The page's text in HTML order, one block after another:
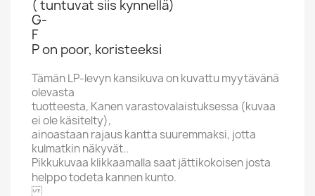
( tuntuvat siis kynnellä)
G-
F
P on poor, koristeeksi
Tämän LP-levyn kansikuva on kuvattu myytävänä
olevasta
tuotteesta, Kanen varastovalaistuksessa (kuvaa
ei ole käsitelty),
ainoastaan rajaus kantta suuremmaksi, jotta
kulmatkin näkyvät..
Pikkukuvaa klikkaamalla saat jättikokoisen josta
helppo todeta kannen kunto.